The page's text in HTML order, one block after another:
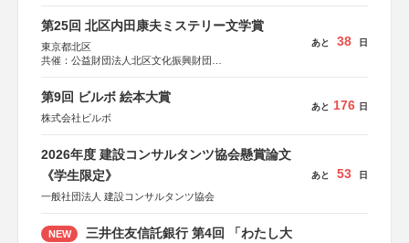
第25回 北区内田康夫ミステリー文学賞
東京都北区
共催：公益財団法人北区文化振興財団
協賛：株式会社実業之日本社
あと 38 日
第9回 ビルボ 絵本大賞
株式会社ビルボ
あと 176 日
2026年度 建設コンサルタンツ協会懸賞論文
《学生限定》
一般社団法人 建設コンサルタンツ協会
あと 53 日
NEW
三井住友信託銀行 第4回 「わたし大